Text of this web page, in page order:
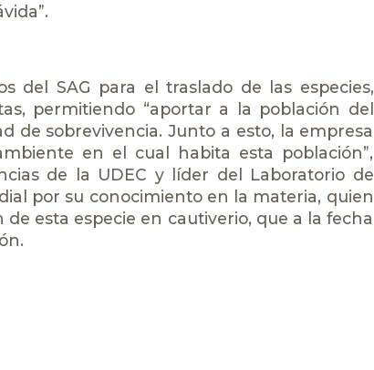
del SAG para el traslado de las especies,
permitiendo “aportar a la población del
de sobrevivencia. Junto a esto, la empresa
en el cual habita esta población”,
de la UDEC y líder del Laboratorio de
por su conocimiento en la materia, quien
esta especie en cautiverio, que a la fecha